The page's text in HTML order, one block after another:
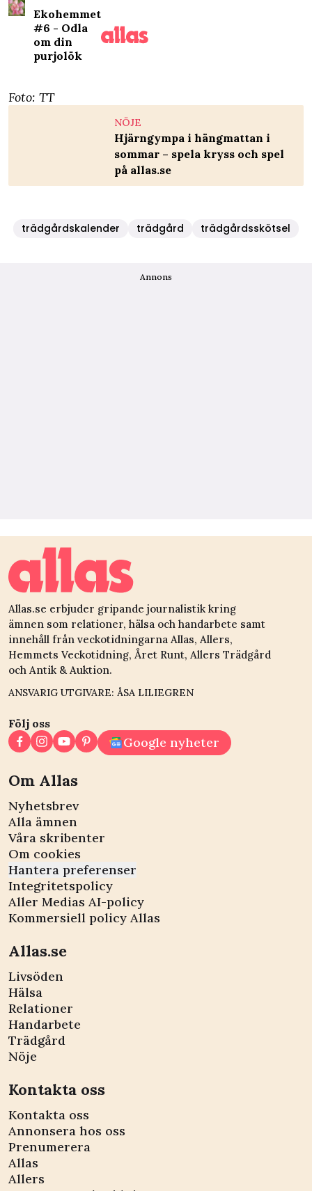
Ekohemmet
#6 - Odla
om din
purjolök
Foto: TT
NÖJE
Hjärngympa i hängmattan i
sommar – spela kryss och spel
på allas.se
trädgårdskalender trädgård trädgårdsskötsel
Annons
Allas.se erbjuder gripande journalistik kring
ämnen som relationer, hälsa och handarbete samt
innehåll från veckotidningarna Allas, Allers,
Hemmets Veckotidning, Året Runt, Allers Trädgård
och Antik & Auktion.
ANSVARIG UTGIVARE: ÅSA LILIEGREN
Följ oss
Google nyheter
Om Allas
Nyhetsbrev
Alla ämnen
Våra skribenter
Om cookies
Hantera preferenser
Integritetspolicy
Aller Medias AI-policy
Kommersiell policy Allas
Allas.se
Livsöden
Hälsa
Relationer
Handarbete
Trädgård
Nöje
Kontakta oss
Kontakta oss
Annonsera hos oss
Prenumerera
Allas
Allers